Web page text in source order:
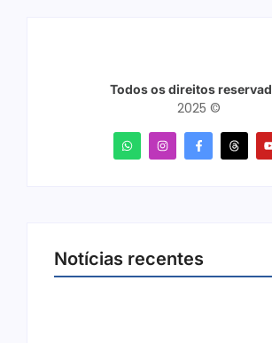
Todos os direitos
2025 ©
Notícias recentes